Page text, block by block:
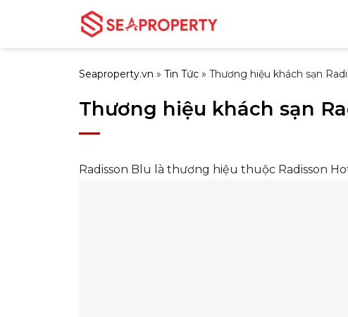
Seaproperty.vn » Tin Tức » Thương hiệu khách sạn
Thương hiệu khách sạn
Radisson Blu là thương hiệu thuộc Radisson